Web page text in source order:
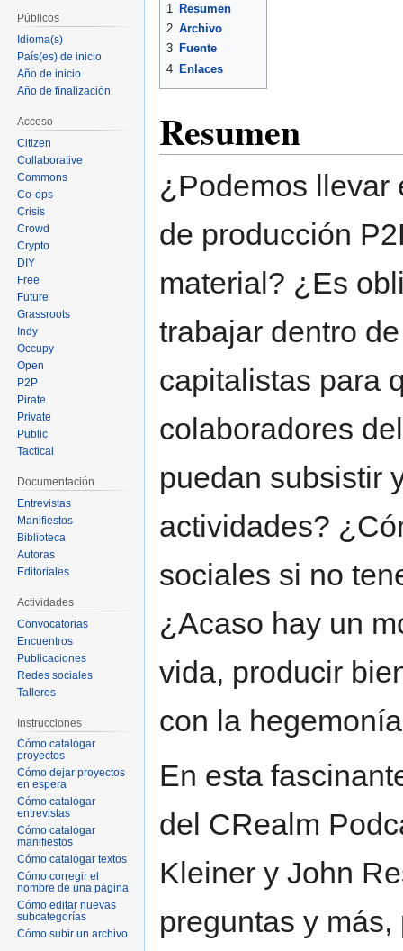
1 Resumen
2 Archivo
3 Fuente
4 Enlaces
Resumen
¿Podemos llevar
de producción
material? ¿Es
trabajar dentro
capitalistas para
colaboradores
puedan subsistir
actividades?
sociales si no
¿Acaso hay un
vida, producir
con la
En esta
del C­Realm
Kleiner y John
preguntas y
Públicos
Idioma(s)
País(es) de inicio
Año de inicio
Año de finalización
Acceso
Citizen
Collaborative
Commons
Co-ops
Crisis
Crowd
Crypto
DIY
Free
Future
Grassroots
Indy
Occupy
Open
P2P
Pirate
Private
Public
Tactical
Documentación
Entrevistas
Manifiestos
Biblioteca
Autoras
Editoriales
Actividades
Convocatorias
Encuentros
Publicaciones
Redes sociales
Talleres
Instrucciones
Cómo catalogar
proyectos
Cómo dejar proyectos
en espera
Cómo catalogar
entrevistas
Cómo catalogar
manifiestos
Cómo catalogar textos
Cómo corregir el
nombre de una página
Cómo editar nuevas
subcategorías
Cómo subir un archivo